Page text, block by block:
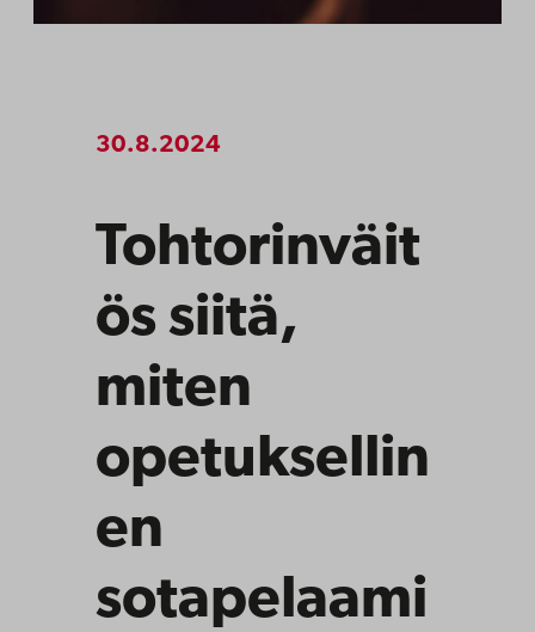
30.8.2024
Tohtorinväit
ös siitä,
miten
opetuksellin
en
sotapelaami